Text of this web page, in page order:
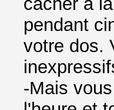
pendant
votre dos.
-Mais